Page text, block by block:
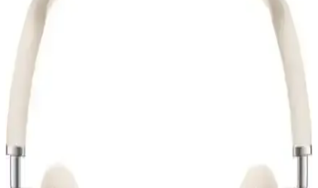
Kulaklık Kılıfı Estetik ve Koruyucu Tasarım
KVK PRİVACY kum pembe kulaklık kılıfı, AirPods 2. nesil ile
uyumlu, şık tasarımı ve koruma özellikleriyle öne çıkar. Pratik
kullanımı ve estetik görünümüyle modern kullanıcılar için ideal bir
seçim.
iPhone ile Uyumlu Bluetooth Kulaklıklar: En
iPhone ile uyumlu Bluetooth kulaklıklar, yüksek ses kalitesi ve
kullanım kolaylığı sunar. Güncel modeller ve teknik özellikler
hakkında detaylar, seçim yaparken yardımcı olur.